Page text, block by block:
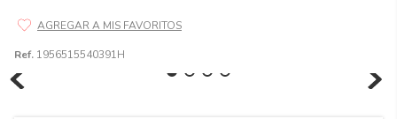
Ref. 1956515540391H